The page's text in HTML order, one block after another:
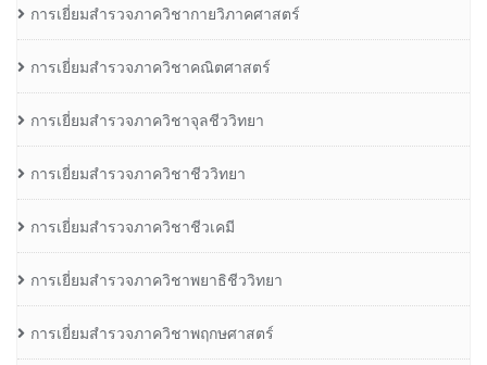
การเยี่ยมสำรวจภาควิชากายวิภาคศาสตร์
การเยี่ยมสำรวจภาควิชาคณิตศาสตร์
การเยี่ยมสำรวจภาควิชาจุลชีววิทยา
การเยี่ยมสำรวจภาควิชาชีววิทยา
การเยี่ยมสำรวจภาควิชาชีวเคมี
การเยี่ยมสำรวจภาควิชาพยาธิชีววิทยา
การเยี่ยมสำรวจภาควิชาพฤกษศาสตร์